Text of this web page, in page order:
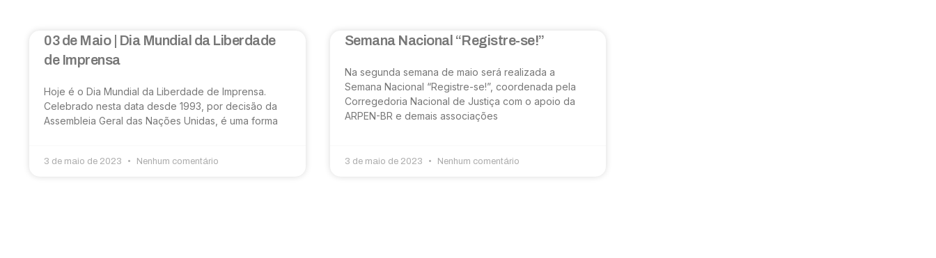
03 de Maio | Dia Mundial da Liberdade
de Imprensa
Hoje é o Dia Mundial da Liberdade de Imprensa.
Celebrado nesta data desde 1993, por decisão da
Assembleia Geral das Nações Unidas, é uma forma
3 de maio de 2023 Nenhum comentário
Semana Nacional “Registre-se!”
Na segunda semana de maio será realizada a
Semana Nacional “Registre-se!”, coordenada pela
Corregedoria Nacional de Justiça com o apoio da
ARPEN-BR e demais associações
3 de maio de 2023 Nenhum comentário